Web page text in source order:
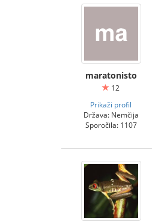
maratonisto
12
Prikaži profil
Država: Nemčija
Sporočila: 1107